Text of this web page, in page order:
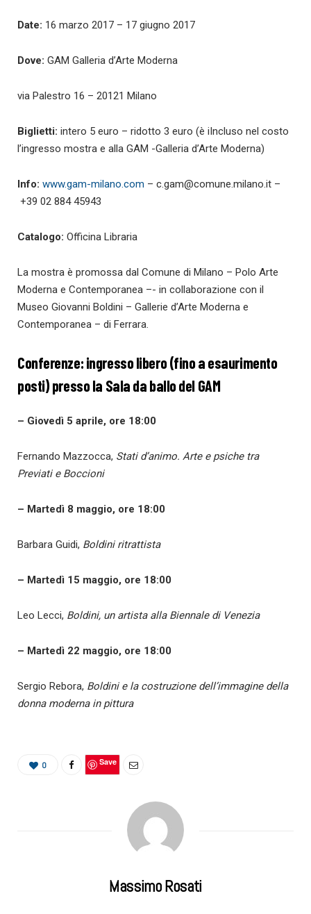
Date: 16 marzo 2017 – 17 giugno 2017
Dove: GAM Galleria d’Arte Moderna
via Palestro 16 – 20121 Milano
Biglietti: intero 5 euro – ridotto 3 euro (è iIncluso nel costo
l’ingresso mostra e alla GAM -Galleria d’Arte Moderna)
Info: www.gam-milano.com – c.gam@comune.milano.it –
+39 02 884 45943
Catalogo: Officina Libraria
La mostra è promossa dal Comune di Milano – Polo Arte
Moderna e Contemporanea –- in collaborazione con il
Museo Giovanni Boldini – Gallerie d’Arte Moderna e
Contemporanea – di Ferrara.
Conferenze:ingresso libero (fino a esaurimento
posti) presso la Sala da ballo del GAM
– Giovedì 5 aprile, ore 18:00
Fernando Mazzocca, Stati d’animo. Arte e psiche tra
Previati e Boccioni
– Martedì 8 maggio, ore 18:00
Barbara Guidi, Boldini ritrattista
– Martedì 15 maggio, ore 18:00
Leo Lecci, Boldini, un artista alla Biennale di Venezia
– Martedì 22 maggio, ore 18:00
Sergio Rebora, Boldini e la costruzione dell’immagine della
donna moderna in pittura
0 Save
Massimo Rosati